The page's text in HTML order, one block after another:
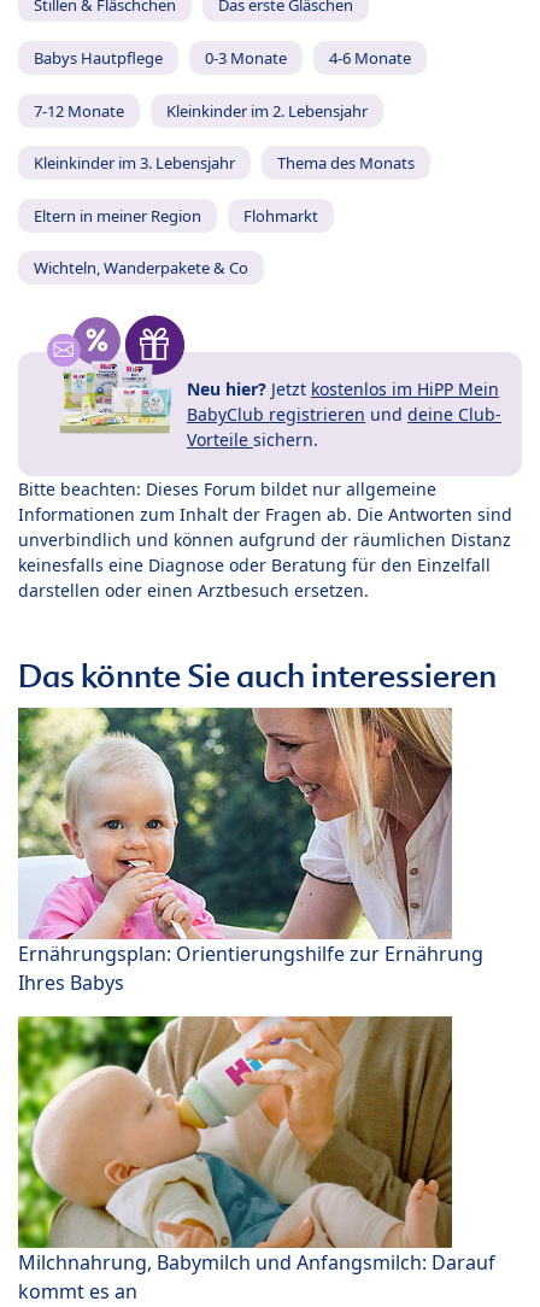
Stillen & Fläschchen Das erste Gläschen
Babys Hautpflege 0-3 Monate 4-6 Monate
7-12 Monate Kleinkinder im 2. Lebensjahr
Kleinkinder im 3. Lebensjahr Thema des Monats
Eltern in meiner Region Flohmarkt
Wichteln, Wanderpakete & Co
Neu hier? Jetzt kostenlos im HiPP Mein
BabyClub registrieren und deine Club-
Vorteile sichern.
Bitte beachten: Dieses Forum bildet nur allgemeine
Informationen zum Inhalt der Fragen ab. Die Antworten sind
unverbindlich und können aufgrund der räumlichen Distanz
keinesfalls eine Diagnose oder Beratung für den Einzelfall
darstellen oder einen Arztbesuch ersetzen.
Das könnte Sie auch interessieren
Ernährungsplan: Orientierungshilfe zur Ernährung
Ihres Babys
Milchnahrung, Babymilch und Anfangsmilch: Darauf
kommt es an